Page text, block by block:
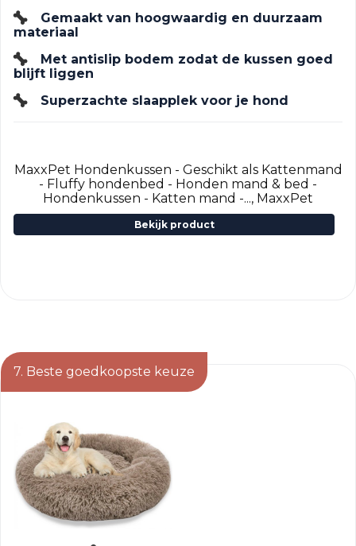
Gemaakt van hoogwaardig en duurzaam
materiaal
Met antislip bodem zodat de kussen goed
blijft liggen
Superzachte slaapplek voor je hond
MaxxPet Hondenkussen - Geschikt als Kattenmand
- Fluffy hondenbed - Honden mand & bed -
Hondenkussen - Katten mand -..., MaxxPet
Bekijk product
7. Beste goedkoopste keuze